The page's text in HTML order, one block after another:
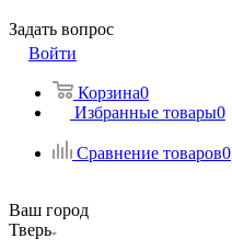
Задать вопрос
Войти
Корзина0
Избранные товары0
Сравнение товаров0
Ваш город
Тверь